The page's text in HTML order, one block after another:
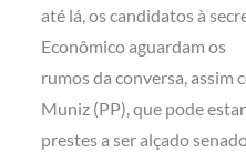
até lá, os candidatos à
Econômico aguardam os
rumos da conversa, assim
Muniz (PP), que pode estar
prestes a ser alçado